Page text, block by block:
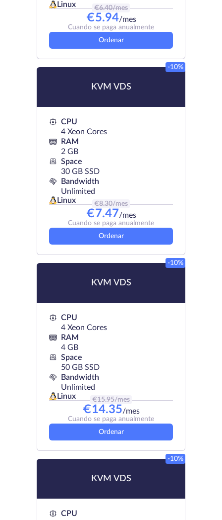
Linux
€6.40/mes
€5.94/mes
Cuando se paga anualmente
Ordenar
KVM VDS
-10%
CPU
4 Xeon Cores
RAM
2 GB
Space
30 GB SSD
Bandwidth
Unlimited
Linux
€8.30/mes
€7.47/mes
Cuando se paga anualmente
Ordenar
KVM VDS
-10%
CPU
4 Xeon Cores
RAM
4 GB
Space
50 GB SSD
Bandwidth
Unlimited
Linux
€15.95/mes
€14.35/mes
Cuando se paga anualmente
Ordenar
KVM VDS
-10%
CPU